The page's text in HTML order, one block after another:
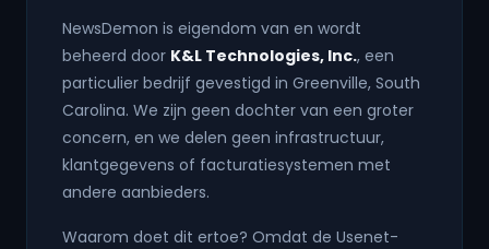
NewsDemon is eigendom van en wordt
beheerd door K&L Technologies, Inc., een
particulier bedrijf gevestigd in Greenville, South
Carolina. We zijn geen dochter van een groter
concern, en we delen geen infrastructuur,
klantgegevens of facturatiesystemen met
andere aanbieders.
Waarom doet dit ertoe? Omdat de Usenet-